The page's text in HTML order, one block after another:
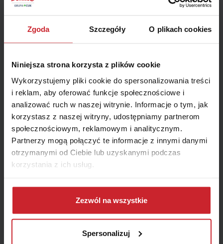
Zgoda Szczegóły O plikach cookies
Niniejsza strona korzysta z plików cookie
Wykorzystujemy pliki cookie do spersonalizowania treści
i reklam, aby oferować funkcje społecznościowe i
analizować ruch w naszej witrynie. Informacje o tym, jak
korzystasz z naszej witryny, udostępniamy partnerom
społecznościowym, reklamowym i analitycznym.
Partnerzy mogą połączyć te informacje z innymi danymi
otrzymanymi od Ciebie lub uzyskanymi podczas
korzystania z ich usług.
Dowiedz się więcej na temat tego, kim jesteśmy, jak
można się z nami skontaktować i w jaki sposób
przetwarzamy dane osobowe w ramachPolityki
Zezwól na wszystkie
Spersonalizuj
2026.03.11 • Samochód
Czechy – winieta: wszystko, co warto wiedzieć
przed podróżą do Czech
Do 2021 roku kierowcy głowili się nad tym, jak przykleić winietę
za autostrady w Czechach dokonasz online – szybko i
długo możemy ją kupić?